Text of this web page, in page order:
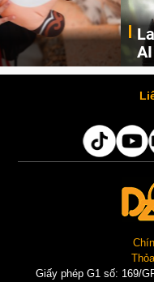
Lala Croft vừa
AI
Giấy phép G1 số: 169/